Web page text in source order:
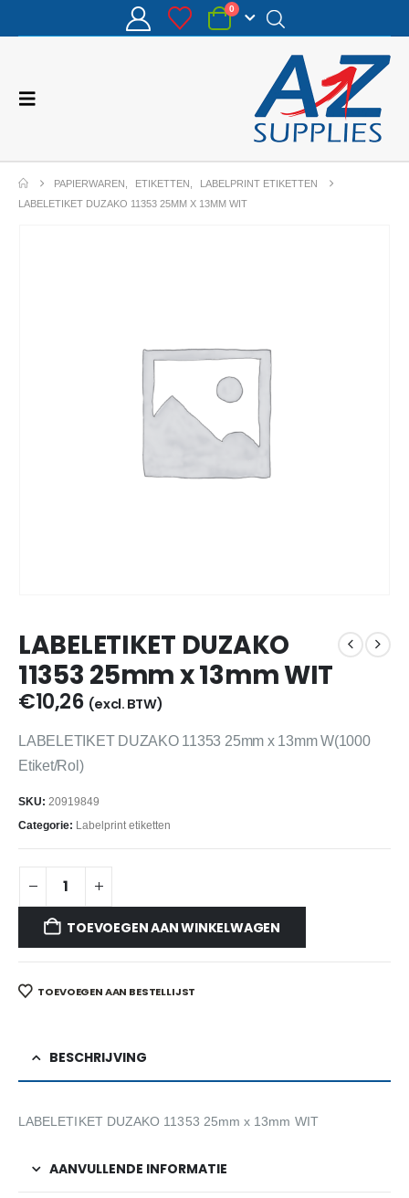
0
PAPIERWAREN ETIKETTEN
LABELPRINT ETIKETTEN
LABELETIKET DUZAKO 11353 25MM X 13MM WIT
LABELETIKET DUZAKO
11353 25mm x 13mm WIT
€10,26 (excl. BTW)
LABELETIKET DUZAKO 11353 25mm x 13mm W(1000
Etiket/Rol)
SKU: 20919849
Categorie: Labelprint etiketten
TOEVOEGEN AAN WINKELWAGEN
TOEVOEGEN AAN BESTELLIJST
BESCHRIJVING
LABELETIKET DUZAKO 11353 25mm x 13mm WIT
AANVULLENDE INFORMATIE